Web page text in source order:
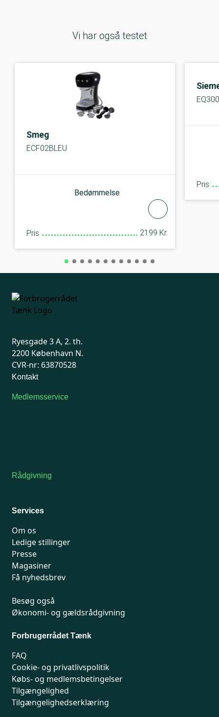
Vi har også testet
Smeg
ECF02BLEU
Bedømmelse
Pris 2199 Kr.
Pris
Ryesgade 3 A, 2. th.
2200 København N.
CVR-nr: 63870528
Kontakt
Medlemsservice
Rådgivning
Services
Om os
Ledige stillinger
Presse
Magasiner
Få nyhedsbrev
Besøg også
Økonomi- og gældsrådgivning
Forbrugerrådet Tænk
FAQ
Cookie- og privatlivspolitik
Købs- og medlemsbetingelser
Tilgængelighed
Tilgængelighedserklæring